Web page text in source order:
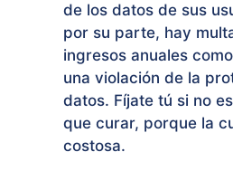
de los datos de sus
por su parte, hay
ingresos anuales
una violación de la
datos. Fíjate tú si no
que curar, porque la
costosa.